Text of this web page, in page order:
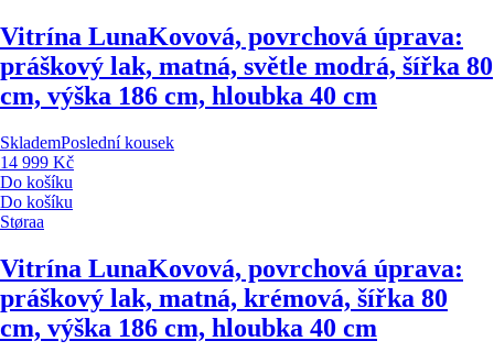
Vitrína LunaKovová, povrchová úprava:
práškový lak, matná, světle modrá, šířka 80
cm, výška 186 cm, hloubka 40 cm
SklademPoslední kousek
14 999 Kč
Do košíku
Do košíku
Støraa
Vitrína LunaKovová, povrchová úprava:
práškový lak, matná, krémová, šířka 80
cm, výška 186 cm, hloubka 40 cm